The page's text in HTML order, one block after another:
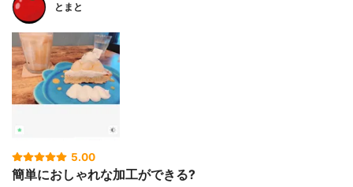
とまと
5.00
簡単におしゃれな加工ができる?